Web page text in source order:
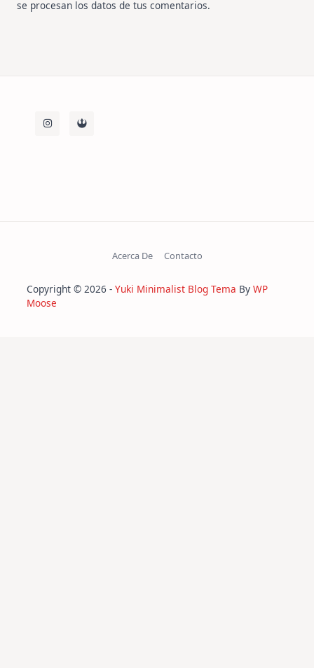
se procesan los datos de tus comentarios.
Acerca De Contacto
Copyright © 2026 - Yuki Minimalist Blog Tema By WP
Moose